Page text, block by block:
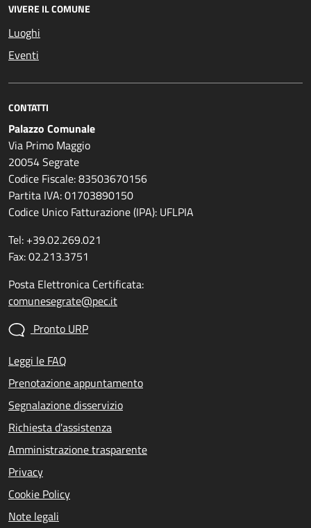
VIVERE IL COMUNE
Luoghi
Eventi
CONTATTI
Palazzo Comunale
Via Primo Maggio
20054 Segrate
Codice Fiscale: 83503670156
Partita IVA: 01703890150
Codice Unico Fatturazione (IPA): UFLPIA
Tel: +39.02.269.021
Fax: 02.213.3751
Posta Elettronica Certificata:
comunesegrate@pec.it
Pronto URP
Leggi le FAQ
Prenotazione appuntamento
Segnalazione disservizio
Richiesta d'assistenza
Amministrazione trasparente
Privacy
Cookie Policy
Note legali